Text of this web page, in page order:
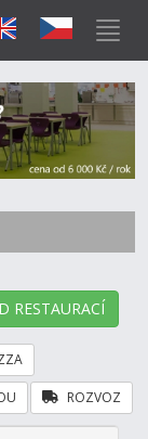
RESTAURACÍ
ROZVOZ